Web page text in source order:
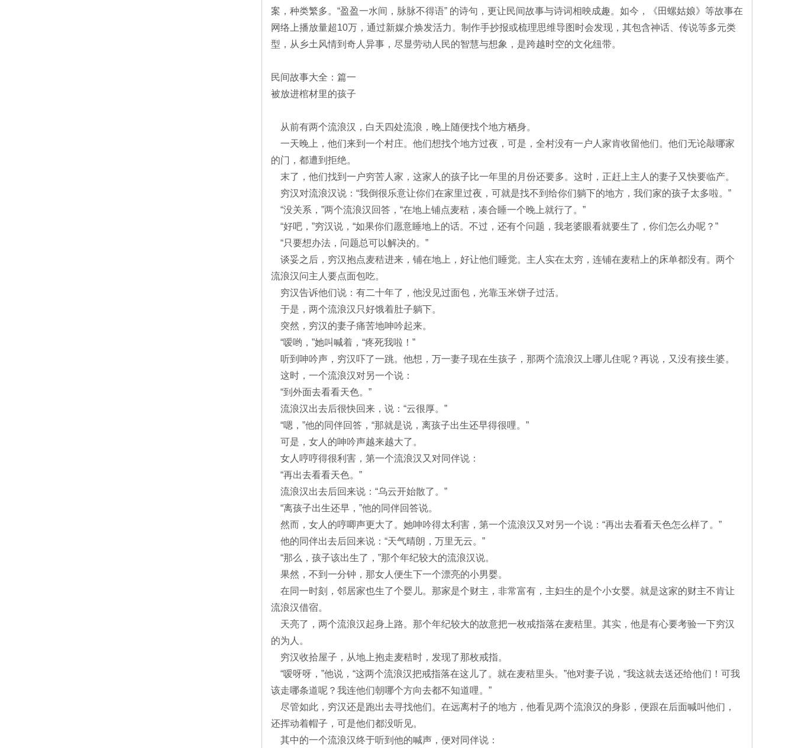
案，种类繁多。“盈盈一水间，脉脉不得语” 的诗句，更让民间故事与诗词相映成趣。如今，《田螺姑娘》等故事在
网络上播放量超10万，通过新媒介焕发活力。制作手抄报或梳理思维导图时会发现，其包含神话、传说等多元类
型，从乡土风情到奇人异事，尽显劳动人民的智慧与想象，是跨越时空的文化纽带。
民间故事大全：篇一
被放进棺材里的孩子
从前有两个流浪汉，白天四处流浪，晚上随便找个地方栖身。
一天晚上，他们来到一个村庄。他们想找个地方过夜，可是，全村没有一户人家肯收留他们。他们无论敲哪家
的门，都遭到拒绝。
末了，他们找到一户穷苦人家，这家人的孩子比一年里的月份还要多。这时，正赶上主人的妻子又快要临产。
穷汉对流浪汉说：“我倒很乐意让你们在家里过夜，可就是找不到给你们躺下的地方，我们家的孩子太多啦。”
“没关系，”两个流浪汉回答，“在地上铺点麦秸，凑合睡一个晚上就行了。”
“好吧，”穷汉说，“如果你们愿意睡地上的话。不过，还有个问题，我老婆眼看就要生了，你们怎么办呢？”
“只要想办法，问题总可以解决的。”
谈妥之后，穷汉抱点麦秸进来，铺在地上，好让他们睡觉。主人实在太穷，连铺在麦秸上的床单都没有。两个
流浪汉问主人要点面包吃。
穷汉告诉他们说：有二十年了，他没见过面包，光靠玉米饼子过活。
于是，两个流浪汉只好饿着肚子躺下。
突然，穷汉的妻子痛苦地呻吟起来。
“嗳哟，”她叫喊着，“疼死我啦！”
听到呻吟声，穷汉吓了一跳。他想，万一妻子现在生孩子，那两个流浪汉上哪儿住呢？再说，又没有接生婆。
这时，一个流浪汉对另一个说：
“到外面去看看天色。”
流浪汉出去后很快回来，说：“云很厚。”
“嗯，”他的同伴回答，“那就是说，离孩子出生还早得很哩。”
可是，女人的呻吟声越来越大了。
女人哼哼得很利害，第一个流浪汉又对同伴说：
“再出去看看天色。”
流浪汉出去后回来说：“乌云开始散了。”
“离孩子出生还早，”他的同伴回答说。
然而，女人的哼唧声更大了。她呻吟得太利害，第一个流浪汉又对另一个说：“再出去看看天色怎么样了。”
他的同伴出去后回来说：“天气晴朗，万里无云。”
“那么，孩子该出生了，”那个年纪较大的流浪汉说。
果然，不到一分钟，那女人便生下一个漂亮的小男婴。
在同一时刻，邻居家也生了个婴儿。那家是个财主，非常富有，主妇生的是个小女婴。就是这家的财主不肯让
流浪汉借宿。
天亮了，两个流浪汉起身上路。那个年纪较大的故意把一枚戒指落在麦秸里。其实，他是有心要考验一下穷汉
的为人。
穷汉收拾屋子，从地上抱走麦秸时，发现了那枚戒指。
“嗳呀呀，”他说，“这两个流浪汉把戒指落在这儿了。就在麦秸里头。”他对妻子说，“我这就去送还给他们！可我
该走哪条道呢？我连他们朝哪个方向去都不知道哩。”
尽管如此，穷汉还是跑出去寻找他们。在远离村子的地方，他看见两个流浪汉的身影，便跟在后面喊叫他们，
还挥动着帽子，可是他们都没听见。
其中的一个流浪汉终于听到他的喊声，便对同伴说：